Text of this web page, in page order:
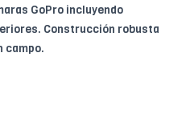
GoPro incluyendo
Construcción robusta
campo.